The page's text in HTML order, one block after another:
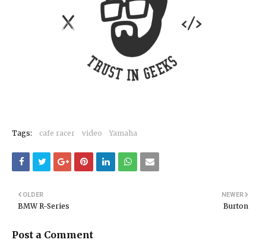
Tags: cafe racer video Yamaha
NEWER
Burton
OLDER
BMW R-Series
Post a Comment